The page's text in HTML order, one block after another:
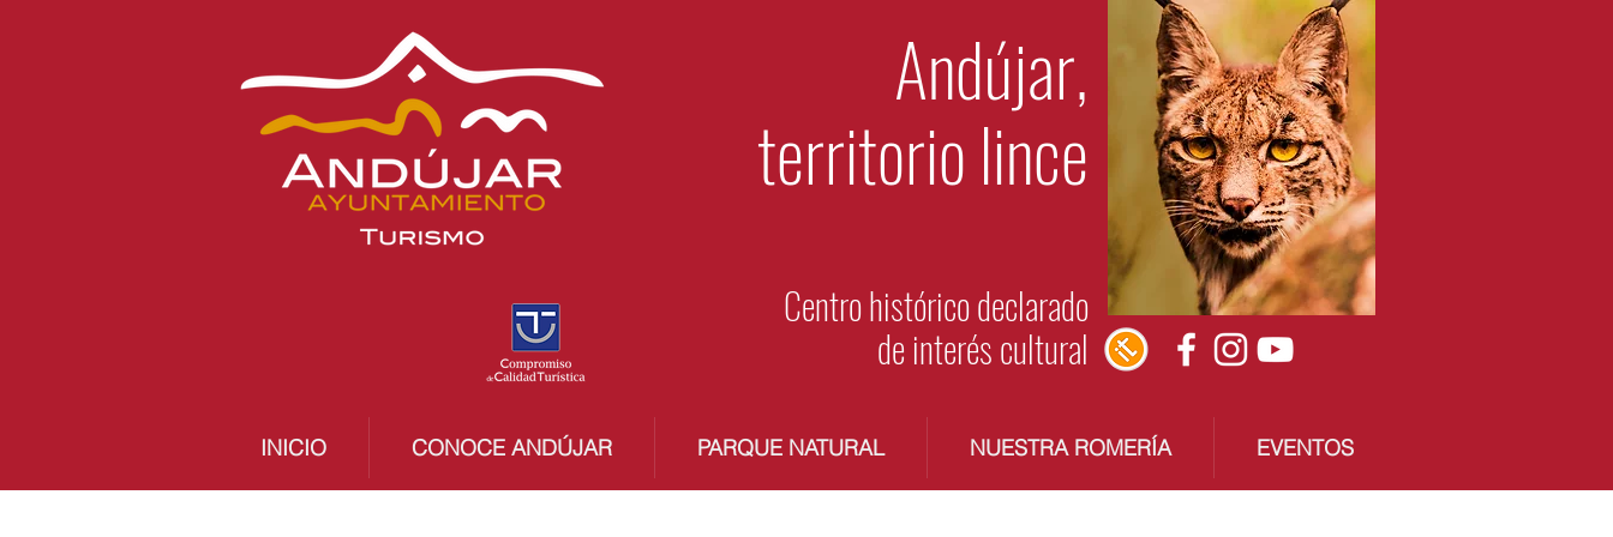
Andújar,
territorio lince
Centro histórico declarado
de interés cultural
INICIO CONOCE ANDÚJAR PARQUE NATURAL NUESTRA ROMERÍA EVENTOS